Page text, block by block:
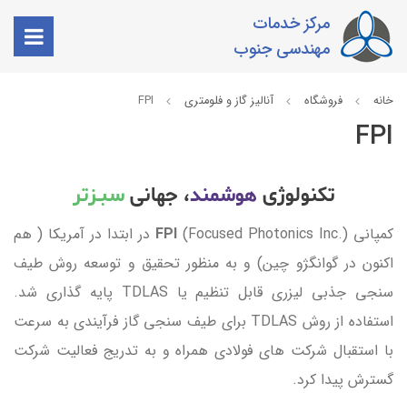
مرکز خدمات
مهندسی جنوب
خانه فروشگاه آنالیز گاز و فلومتری FPI
FPI
تکنولوژیهوشمند، جهانیسبـزتر
کمپانی FPI (Focused Photonics Inc.) در ابتدا در آمریکا ( هم
اکنون در گوانگژو چین) و به منظور تحقیق و توسعه روش طیف
سنجی جذبی لیزری قابل تنظیم یا TDLAS پایه گذاری شد.
استفاده از روش TDLAS برای طیف سنجی گاز فرآیندی به سرعت
با استقبال شرکت های فولادی همراه و به تدریج فعالیت شرکت
گسترش پیدا کرد.